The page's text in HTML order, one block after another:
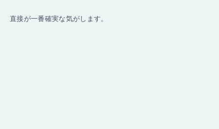
直接が一番確実な気がします。